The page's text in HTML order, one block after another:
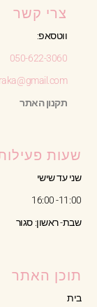
צרי קשר
ווטסאפ:
050-622-3060
תקנון האתר
שעות
שני עד שישי
11:00- 16:00
שבת- ראשון: סגור
תוכן האתר
בית